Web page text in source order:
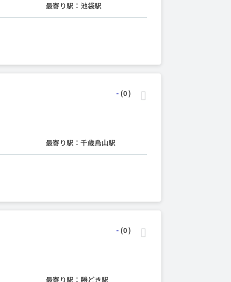
最寄り駅：池袋駅
最寄り駅：千歳烏山駅
- (0)
最寄り駅：勝どき駅
- (0)